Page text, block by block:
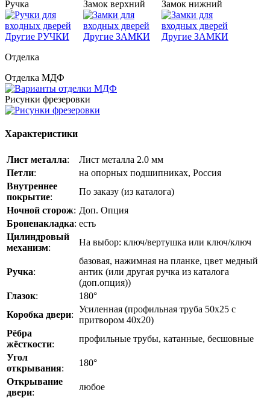
Ручка
Другие РУЧКИ
Замок верхний
Другие ЗАМКИ
Замок нижний
Другие ЗАМКИ
Отделка
Отделка МДФ
Рисунки фрезеровки
Характеристики
Лист металла:
Лист металла 2.0 мм
Петли:
на опорных подшипниках, Россия
Внутреннее
покрытие:
По заказу (из каталога)
Ночной сторож: Доп. Опция
Броненакладка: есть
Цилиндровый
механизм:
На выбор: ключ/вертушка или ключ/ключ
Ручка:
базовая, нажимная на планке, цвет медный
антик (или другая ручка из каталога
(доп.опция))
Глазок:
180°
Коробка двери:
Усиленная (профильная труба 50х25 с
притвором 40х20)
Рёбра
жёсткости:
профильные трубы, катанные, бесшовные
Угол
открывания:
180°
Открывание
двери:
любое